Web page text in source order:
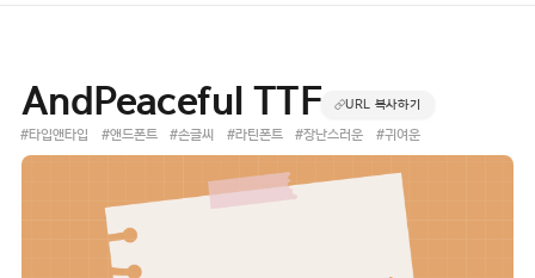
AndPeaceful TTF URL 복사하기
#타입앤타입 #앤드폰트 #손글씨 #라틴폰트 #장난스러운 #귀여운